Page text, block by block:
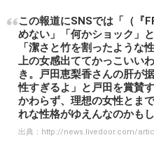
この報道にSNSでは「（『
めない」「何かショック」
「潔さと竹を割ったような
上の女感出ててかっこいい
き。戸田恵梨香さんの肝が
性すぎるよ」と戸田を賞賛
かわらず、理想の女性とま
れな性格がゆえんなのかもし
出典： http://news.livedoor.com/